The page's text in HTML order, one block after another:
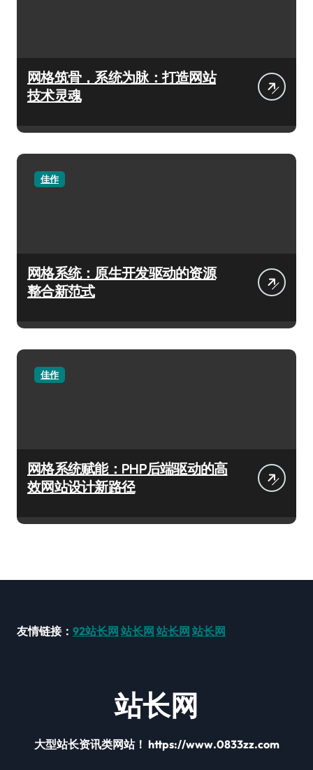
网格筑骨，系统为脉：打造网站
技术灵魂
佳作
网格系统：原生开发驱动的资源
整合新范式
佳作
网格系统赋能：PHP后端驱动的高
效网站设计新路径
友情链接： 92站长网 站长网 站长网 站长网
站长网
大型站长资讯类网站！ https://www.0833zz.com